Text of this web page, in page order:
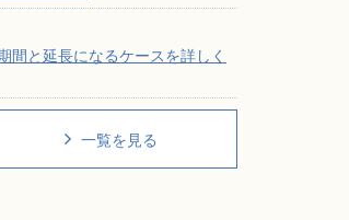
間と延長になるケースを詳しく
一覧を見る